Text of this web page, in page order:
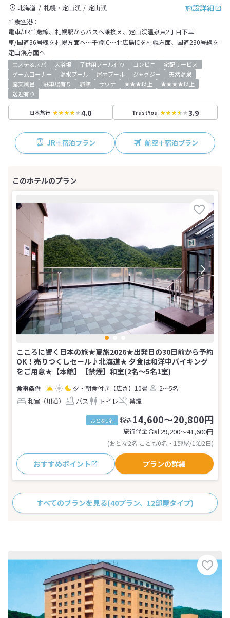
施設詳細
北海道 札幌・定山渓
定山渓
千歳空港：
電車/JR千歳線、札幌駅からバスへ乗換え、定山渓温泉東2丁目下車
車/国道36号線を札幌方面へ～千歳IC～北広島ICを札幌方面、国道230号線を
定山渓方面へ
エステ＆スパ 大浴場 子供用プール有り コンビニ
宅配サービス
ゲームコーナー
温水プール 屋内プール ジャグジー
天然温泉
露天風呂
駐車場有り 旅館 サウナ ★★★以上
★★★★以上
送迎有り
日本旅行 4.0 TrustYou 3.9
JR＋宿泊プラン 航空＋宿泊プラン
こころに響く日本の旅★夏旅2026★出発日の30日前から予約
OK！売りつくしセール♪北海道★ 夕食は和洋中バイキング
をご用意★【本館】【禁煙】和室(2名～5名1室)
夕・朝食付き 【広さ】10畳
2～5名
和室（川沿）
バス トイレ 禁煙
おとな1名 税込14,600～20,800円
旅行代金合計29,200〜41,600円
(おとな2名 こども0名・1部屋/1泊2日)
おすすめポイント プランの詳細
すべてのプランを見る(40プラン、12部屋タイプ)